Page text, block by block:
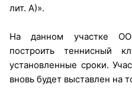
лит. А)».
На данном участке
построить теннисный
установленные сроки.
вновь будет выставлен на